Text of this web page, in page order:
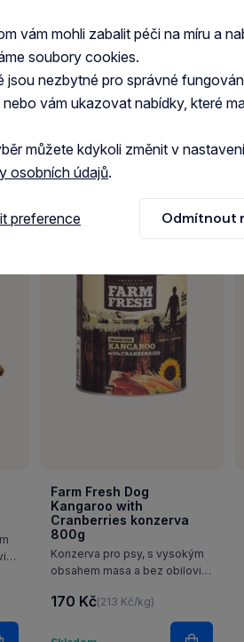
Farm Fresh Dog
Kangaroo with
Cranberries konzerva
800g
Konzerva pro psy, s vysokým
obsahem masa a bez obilovin,
170 Kč(213 Kč/kg)
Množství
vám mohli zabalit péči na míru a
soubory cookies.
jsou nezbytné pro správné
vám ukazovat nabídky, které
můžete kdykoli změnit v
osobních údajů.
preference Odmítnout